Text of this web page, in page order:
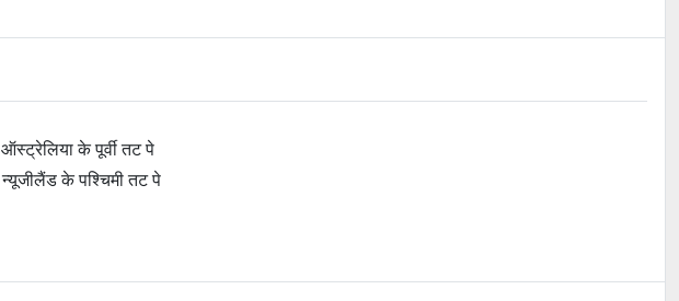
ऑस्ट्रेलिया के पूर्वी तट पे
न्यूजीलैंड के पश्चिमी तट पे